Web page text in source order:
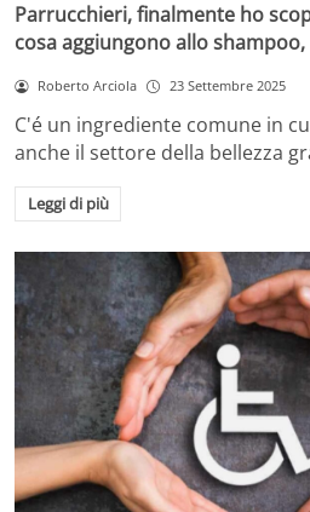
Parrucchieri, finalmente ho
cosa aggiungono allo
Roberto Arciola 23 Settembre 2025
C'é un ingrediente comune in
anche il settore della bellezza
Leggi di più